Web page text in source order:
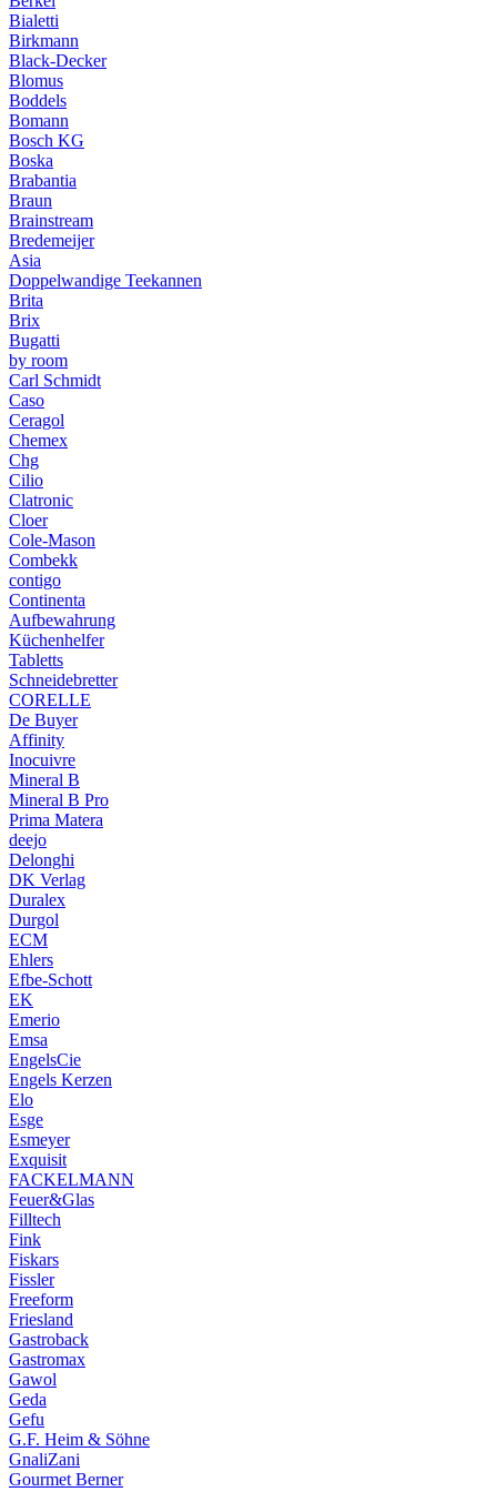
Bialetti
Birkmann
Black-Decker
Blomus
Boddels
Bomann
Bosch KG
Boska
Brabantia
Braun
Brainstream
Bredemeijer
Asia
Doppelwandige Teekannen
Brita
Brix
Bugatti
by room
Carl Schmidt
Caso
Ceragol
Chemex
Chg
Cilio
Clatronic
Cloer
Cole-Mason
Combekk
contigo
Continenta
Aufbewahrung
Küchenhelfer
Tabletts
Schneidebretter
CORELLE
De Buyer
Affinity
Inocuivre
Mineral B
Mineral B Pro
Prima Matera
deejo
Delonghi
DK Verlag
Duralex
Durgol
ECM
Ehlers
Efbe-Schott
EK
Emerio
Emsa
EngelsCie
Engels Kerzen
Elo
Esge
Esmeyer
Exquisit
FACKELMANN
Feuer&Glas
Filltech
Fink
Fiskars
Fissler
Freeform
Friesland
Gastroback
Gastromax
Gawol
Geda
Gefu
G.F. Heim & Söhne
GnaliZani
Gourmet Berner